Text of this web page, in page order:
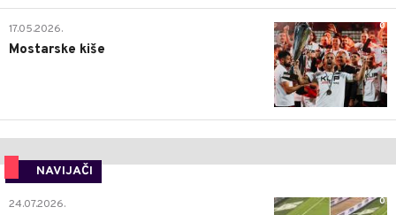
0
17.05.2026.
Mostarske kiše
NAVIJAČI
0
24.07.2026.